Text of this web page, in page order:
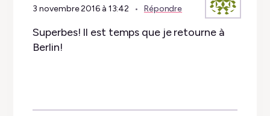
3 novembre 2016 à 13:42 Répondre
Superbes! Il est temps que je retourne à
Berlin!